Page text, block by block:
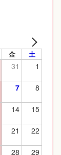
金 土
31 1
7 8
14 15
21 22
28 29